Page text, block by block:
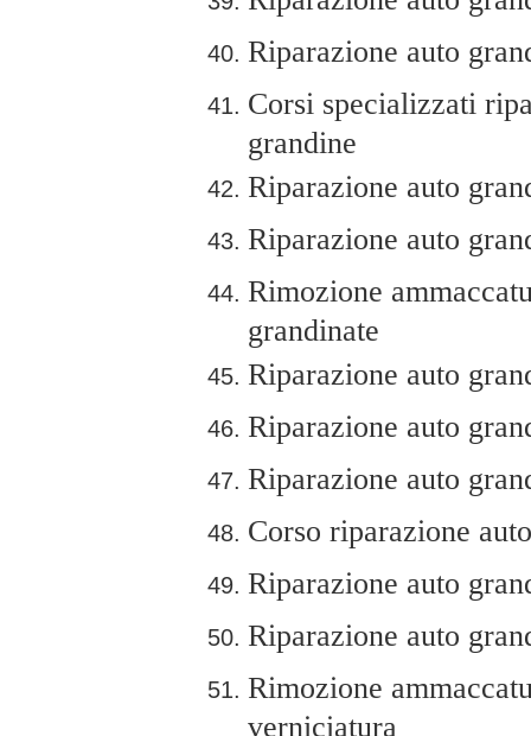
Riparazione auto
Corsi specializzati
grandine
Riparazione auto
Riparazione auto
Rimozione
grandinate
Riparazione auto
Riparazione auto
Riparazione auto
Corso riparazione
Riparazione auto
Riparazione auto
Rimozione
verniciatura